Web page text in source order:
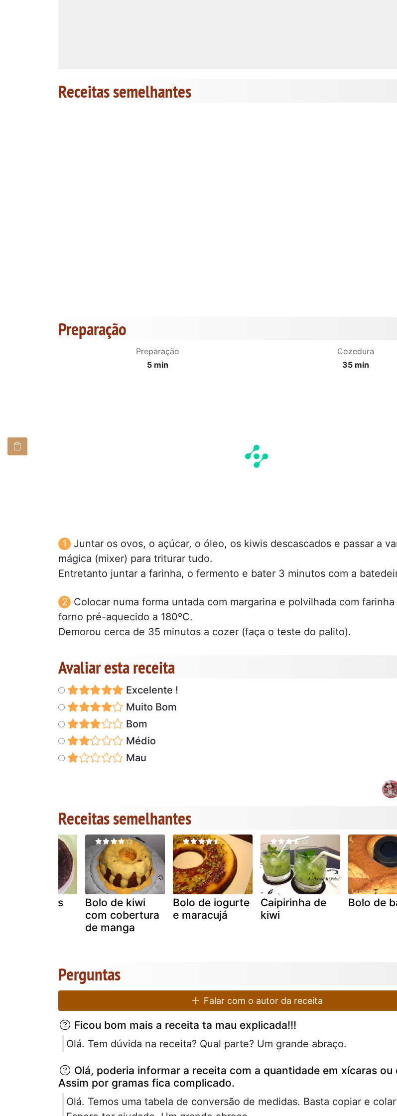
Receitas semelhantes
Preparação
Preparação
5 min
Cozedura
35 min
Juntar os ovos, o açúcar, o óleo, os kiwis descascados e passar a
mágica (mixer) para triturar tudo.
Entretanto juntar a farinha, o fermento e bater 3 minutos com a
Colocar numa forma untada com margarina e polvilhada com
forno pré-aquecido a 180ºC.
Demorou cerca de 35 minutos a cozer (faça o teste do palito).
Avaliar esta receita
Excelente !
Muito Bom
Bom
Médio
Mau
Receitas semelhantes
de kiwis
Bolo de kiwi
com cobertura
de manga
Bolo de iogurte
e maracujá
Caipirinha de
kiwi
Bolo de
Perguntas
Falar com o autor da receita
Ficou bom mais a receita ta mau explicada!!!
Olá. Tem dúvida na receita? Qual parte? Um grande abraço.
Olá, poderia informar a receita com a quantidade em xícaras ou
Assim por gramas fica complicado.
Olá. Temos uma tabela de conversão de medidas. Basta copiar e